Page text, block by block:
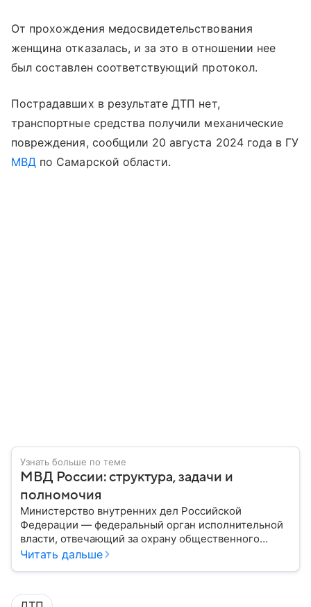
От прохождения медосвидетельствования
женщина отказалась, и за это в отношении нее
был составлен соответствующий протокол.
Пострадавших в результате ДТП нет,
транспортные средства получили механические
повреждения, сообщили 20 августа 2024 года в ГУ
МВД по Самарской области.
Узнать больше по теме
МВД России: структура, задачи и
полномочия
Министерство внутренних дел Российской
Федерации — федеральный орган исполнительной
власти, отвечающий за охрану общественного
порядка, борьбу с преступностью, обеспечение
В материале рассказываем, чем занимается МВД
Читать дальше